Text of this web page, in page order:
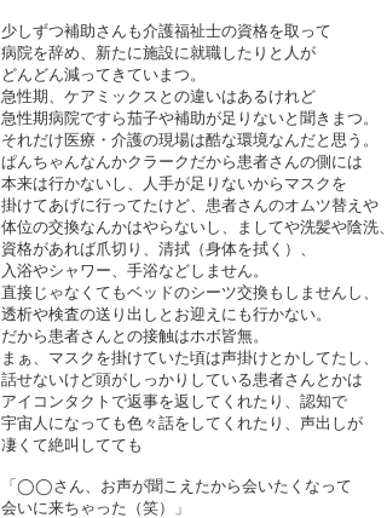
少しずつ補助さんも介護福祉士の資格を取って
病院を辞め、新たに施設に就職したりと人が
どんどん減ってきていまつ。
急性期、ケアミックスとの違いはあるけれど
急性期病院ですら茄子や補助が足りないと聞きまつ。
それだけ医療・介護の現場は酷な環境なんだと思う。
ぱんちゃんなんかクラークだから患者さんの側には
本来は行かないし、人手が足りないからマスクを
掛けてあげに行ってたけど、患者さんのオムツ替えや
体位の交換なんかはやらないし、ましてや洗髪や陰洗、
資格があれば爪切り、清拭（身体を拭く）、
入浴やシャワー、手浴などしません。
直接じゃなくてもベッドのシーツ交換もしませんし、
透析や検査の送り出しとお迎えにも行かない。
だから患者さんとの接触はホボ皆無。
まぁ、マスクを掛けていた頃は声掛けとかしてたし、
話せないけど頭がしっかりしている患者さんとかは
アイコンタクトで返事を返してくれたり、認知で
宇宙人になっても色々話をしてくれたり、声出しが
凄くて絶叫してても
「◯◯さん、お声が聞こえたから会いたくなって
会いに来ちゃった（笑）」